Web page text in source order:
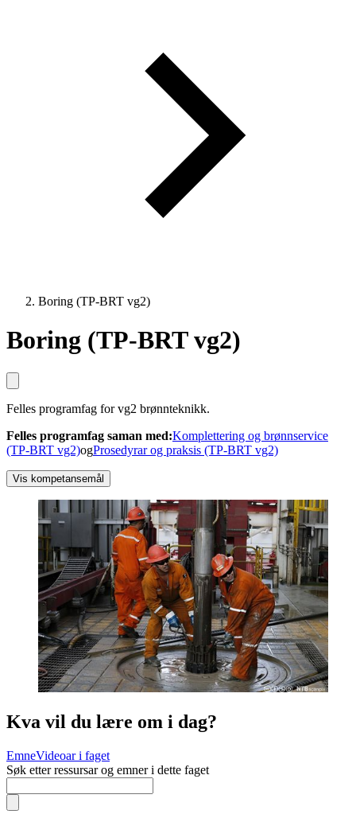
Boring (TP-BRT vg2)
Boring (TP-BRT vg2)
Felles programfag for vg2 brønnteknikk.
Felles programfag saman med:Komplettering og brønnservice
(TP-BRT vg2)ogProsedyrar og praksis (TP-BRT vg2)
Vis kompetansemål
Kva vil du lære om i dag?
EmneVideoar i faget
Søk etter ressursar og emner i dette faget